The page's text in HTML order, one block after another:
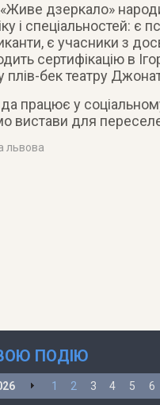
дзеркало»
і спеціальностей: є
є учасники з
сертифікацію в
плів-бек театру
працює у
вистави для
львова
ПОДІЮ
1 2 3 4 5 6